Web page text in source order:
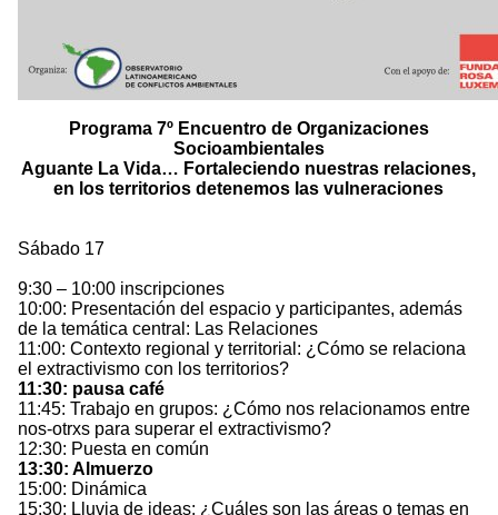
Programa 7º Encuentro de Organizaciones
Socioambientales
Aguante La Vida… Fortaleciendo nuestras relaciones,
en los territorios detenemos las vulneraciones
Sábado 17
9:30 – 10:00 inscripciones
10:00: Presentación del espacio y participantes, además
de la temática central: Las Relaciones
11:00: Contexto regional y territorial: ¿Cómo se relaciona
el extractivismo con los territorios?
11:30: pausa café
11:45: Trabajo en grupos: ¿Cómo nos relacionamos entre
nos-otrxs para superar el extractivismo?
12:30: Puesta en común
13:30: Almuerzo
15:00: Dinámica
15:30: Lluvia de ideas: ¿Cuáles son las áreas o temas en